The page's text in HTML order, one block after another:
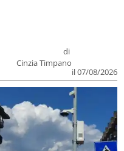
di
Cinzia Timpano
il 07/08/2026